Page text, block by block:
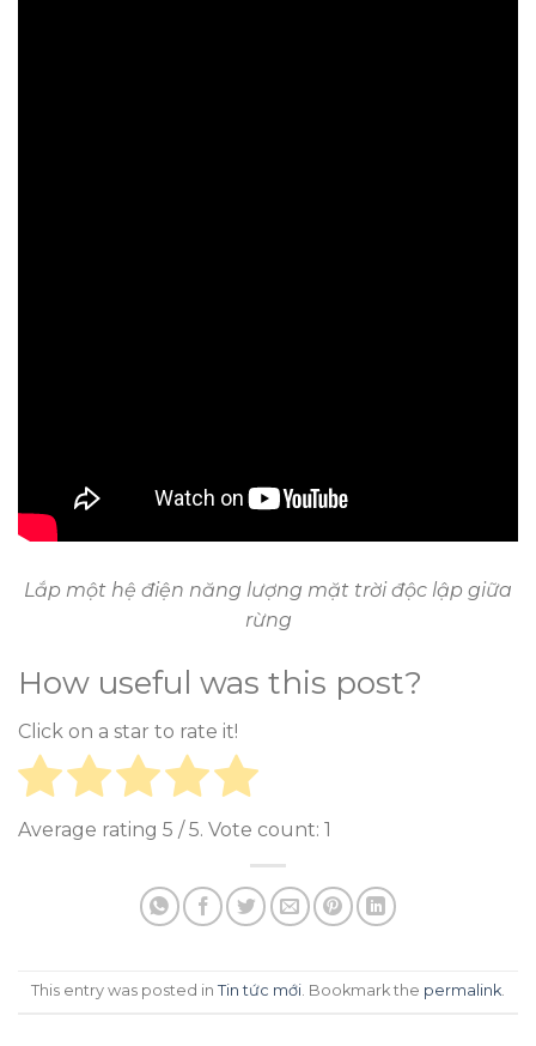
Lắp một hệ điện năng lượng mặt trời độc lập giữa
rừng
How useful was this post?
Click on a star to rate it!
Average rating 5 / 5. Vote count: 1
This entry was posted in Tin tức mới. Bookmark the permalink.